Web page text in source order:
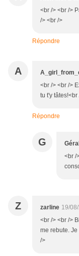
<br /> <br />
/> <br />
Répondre
A
<br /> <br />
tu t'y
Répondre
G
<br /
Z zarline 19/
<br /> <br />
me rebute.
/>